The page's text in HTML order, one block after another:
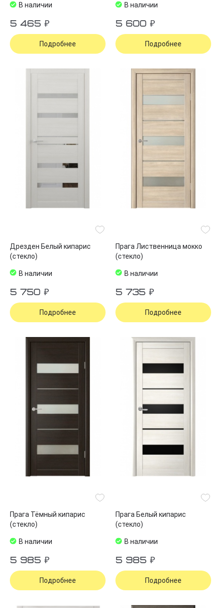
В наличии
5 465 ₽
Подробнее
В наличии
5 600 ₽
Подробнее
Дрезден Белый кипарис
(стекло)
В наличии
5 750 ₽
Подробнее
Прага Лиственница мокко
(стекло)
В наличии
5 735 ₽
Подробнее
Прага Тёмный кипарис
(стекло)
В наличии
5 985 ₽
Подробнее
Прага Белый кипарис
(стекло)
В наличии
5 985 ₽
Подробнее